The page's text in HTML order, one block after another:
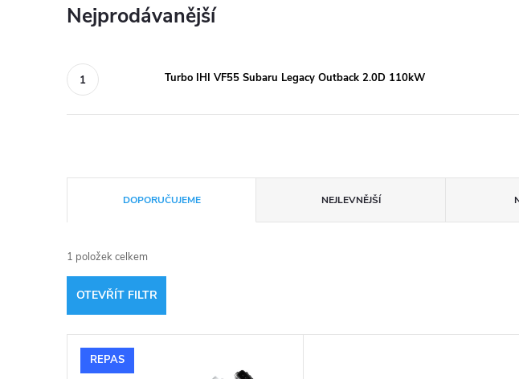
Nejprodávanější
Turbo IHI VF55 Subaru Legacy Outback 2.0D 110kW
a
z
e
n
DOPORUČUJEME NEJLEVNĚJŠÍ
1 položek celkem
OTEVŘÍT FILTR
VREPAS